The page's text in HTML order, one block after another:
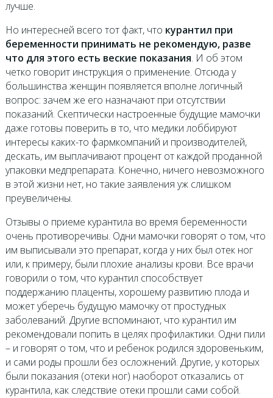
лучше.
Но интересней всего тот факт, что курантил при
беременности принимать не рекомендую, разве
что для этого есть веские показания. И об этом
четко говорит инструкция о применение. Отсюда у
большинства женщин появляется вполне логичный
вопрос: зачем же его назначают при отсутствии
показаний. Скептически настроенные будущие мамочки
даже готовы поверить в то, что медики лоббируют
интересы каких-то фармкомпаний и производителей,
дескать, им выплачивают процент от каждой проданной
упаковки медпрепарата. Конечно, ничего невозможного
в этой жизни нет, но такие заявления уж слишком
преувеличены.
Отзывы о приеме курантила во время беременности
очень противоречивы. Одни мамочки говорят о том, что
им выписывали это препарат, когда у них был отек ног
или, к примеру, были плохие анализы крови. Все врачи
говорили о том, что курантил способствует
поддержанию плаценты, хорошему развитию плода и
может уберечь будущую мамочку от простудных
заболеваний. Другие вспоминают, что курантил им
рекомендовали попить в целях профилактики. Одни пили
– и говорят о том, что и ребенок родился здоровеньким,
и сами роды прошли без осложнений. Другие, у которых
были показания (отеки ног) наоборот отказались от
курантила, как следствие отеки прошли сами собой.